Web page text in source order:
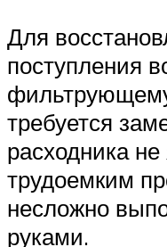
Для
поступления
требуется
расходника
трудоемким
несложно
руками.